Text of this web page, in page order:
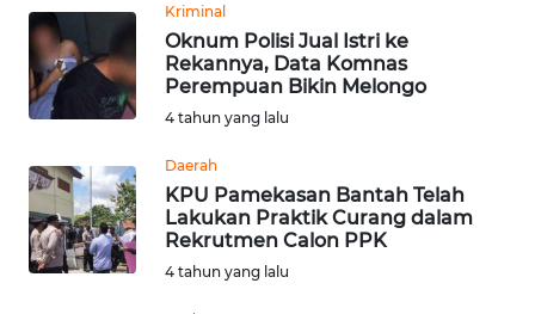
Kriminal
Oknum Polisi Jual Istri ke
Rekannya, Data Komnas
Perempuan Bikin Melongo
4 tahun yang lalu
Daerah
KPU Pamekasan Bantah Telah
Lakukan Praktik Curang dalam
Rekrutmen Calon PPK
4 tahun yang lalu
WN
PAPUA
PAPUA
BARAT
WN